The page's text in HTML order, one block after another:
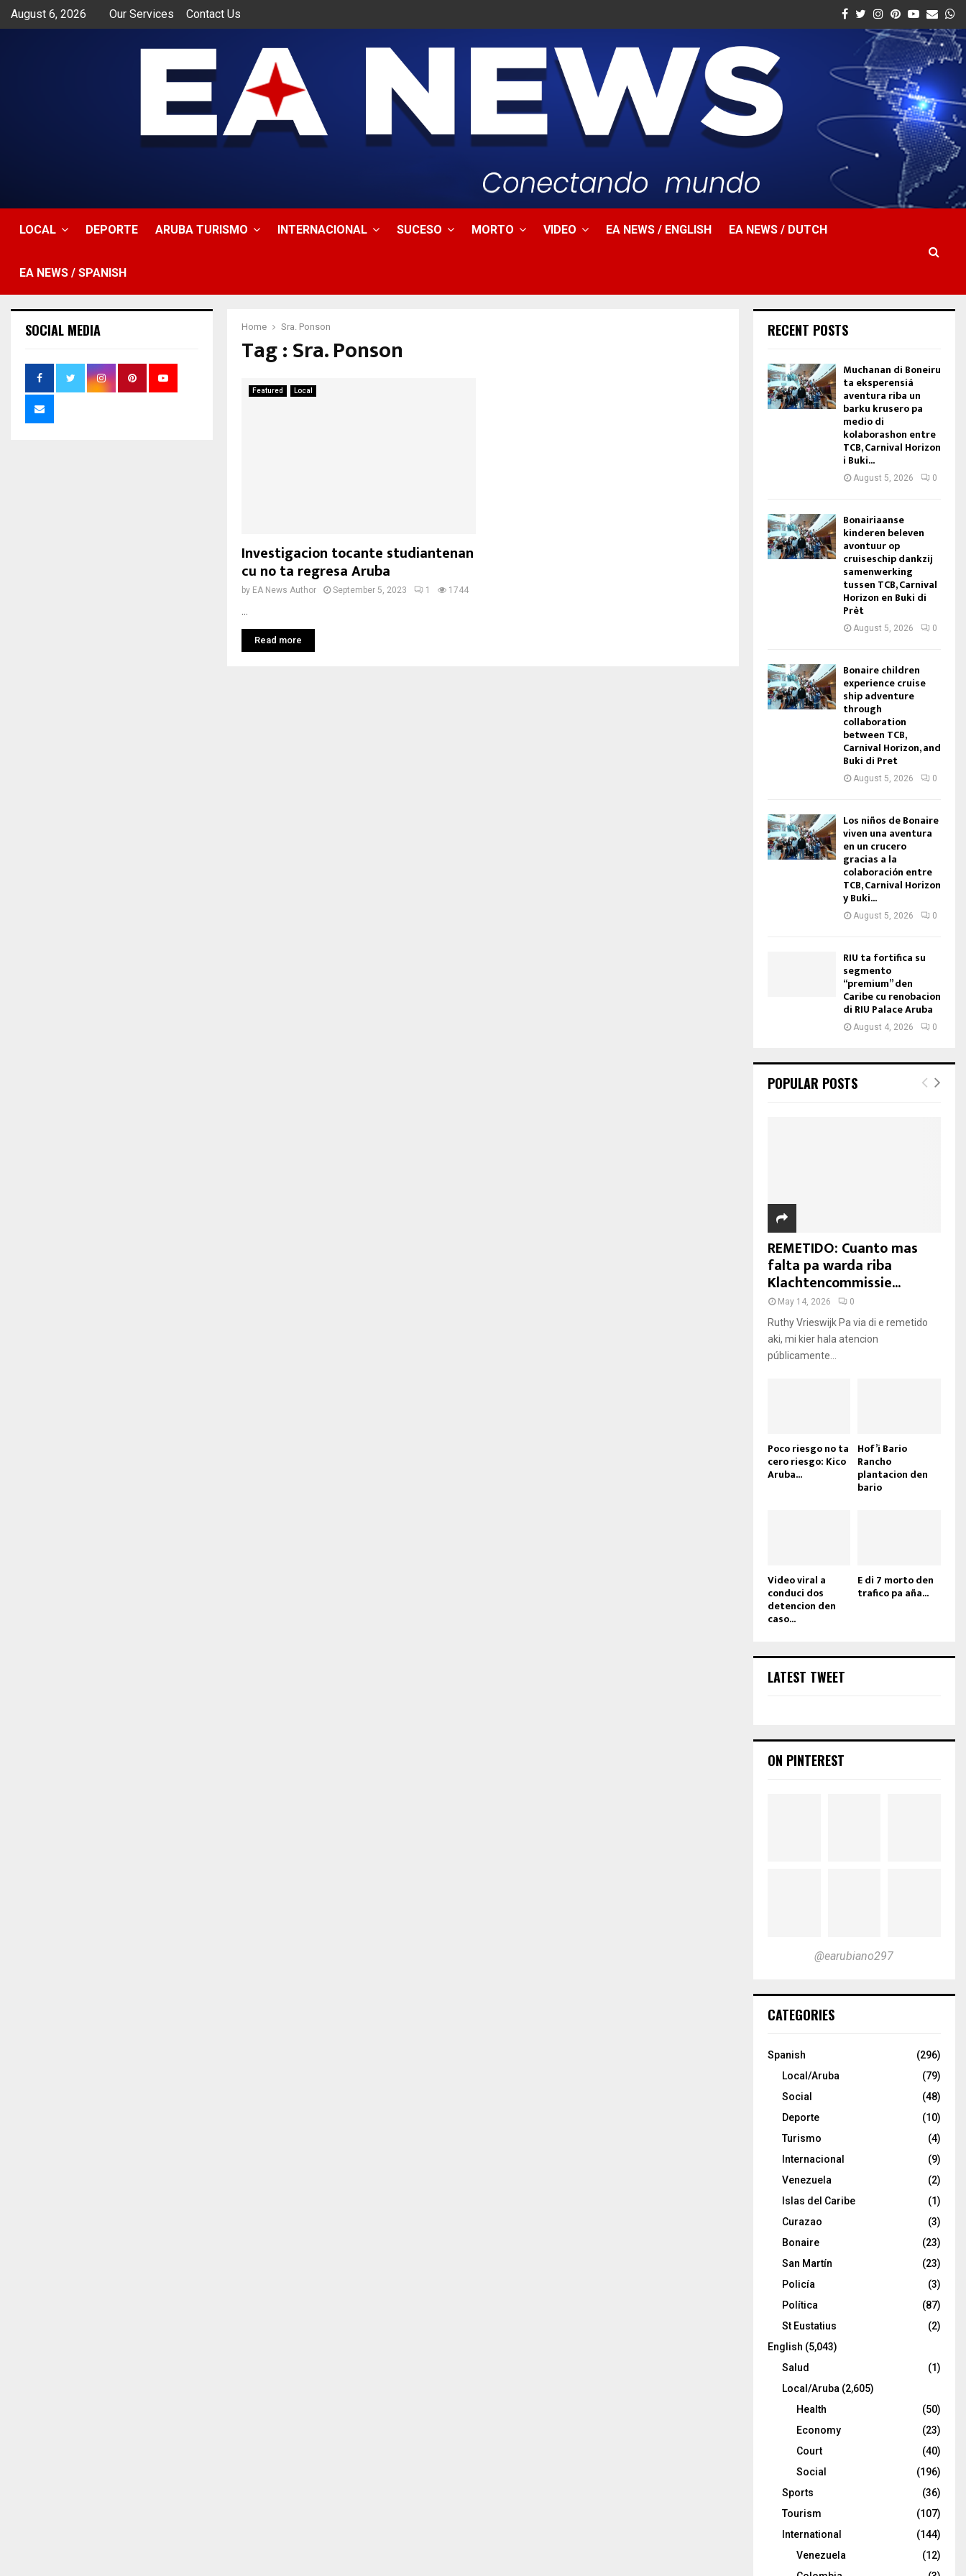
August 6, 2026 Our Services Contact Us Facebook
Twitter
Instagram
Pinterest
Youtube
Email
LOCAL DEPORTE ARUBA TURISMO INTERNACIONAL SUCESO MORTO VIDEO EA NEWS / ENGLISH EA NEWS / DUTCH
EA NEWS / SPANISH
Home Sra. Ponson
Tag : Sra. Ponson
Featured Local
Investigacion tocante studiantenan
cu no ta regresa Aruba
by EA News Author September 5, 2023 1 1744
Read more
SOCIAL MEDIA RECENT POSTS
Muchanan di Boneiru
ta eksperensiá
aventura riba un
barku krusero pa
medio di
kolaborashon entre
TCB, Carnival Horizon
i Buki...
August 5, 2026 0
Bonairiaanse
kinderen beleven
avontuur op
cruiseschip dankzij
samenwerking
tussen TCB, Carnival
Horizon en Buki di
Prèt
August 5, 2026 0
Bonaire children
experience cruise
ship adventure
through
collaboration
between TCB,
Carnival Horizon, and
Buki di Pret
August 5, 2026 0
Los niños de Bonaire
viven una aventura
en un crucero
gracias a la
colaboración entre
TCB, Carnival Horizon
y Buki...
August 5, 2026 0
RIU ta fortifica su
segmento
“premium” den
Caribe cu renobacion
di RIU Palace Aruba
August 4, 2026 0
POPULAR POSTS
REMETIDO: Cuanto mas
falta pa warda riba
Klachtencommissie...
May 14, 2026 0
Ruthy Vrieswijk Pa via di e remetido
aki, mi kier hala atencion
públicamente...
Poco riesgo no ta
cero riesgo: Kico
Aruba...
Hof’i Bario
Rancho
plantacion den
bario
Video viral a
conduci dos
detencion den
caso...
E di 7 morto den
trafico pa aña...
LATEST TWEET
ON PINTEREST
@earubiano297
CATEGORIES
Spanish
(296)
Local/Aruba
(79)
Social
(48)
Deporte
(10)
Turismo
(4)
Internacional
(9)
Venezuela
(2)
Islas del Caribe
(1)
Curazao
(3)
Bonaire
(23)
San Martín
(23)
Policía
(3)
Política
(87)
St Eustatius
(2)
English (5,043)
Salud
(1)
Local/Aruba (2,605)
Health
(50)
Economy
(23)
Court
(40)
Social
(196)
Sports
(36)
Tourism
(107)
International
(144)
Venezuela
(12)